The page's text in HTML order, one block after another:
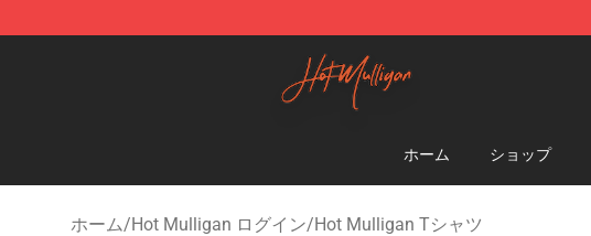
Hot Mulligan Shop - Official Hot Mulligan Merchandise Store
ホーム ショップ
ホーム/Hot Mulligan ログイン/Hot Mulligan Tシャツ